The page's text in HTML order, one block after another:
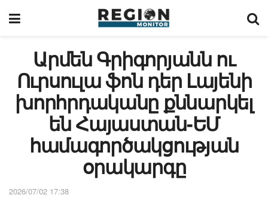
Արմեն Գրիգորյանն ու
Ուրսուլա ֆոն դեր Լայենի
խորհրդականը քննարկել
են Հայաստան-ԵՄ
համագործակցության
օրակարգը
2026/07/02 17:38